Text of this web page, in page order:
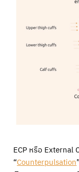
ECP หรือ External
“Counterpulsation